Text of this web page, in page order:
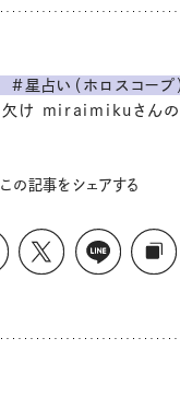
#星占い（ホロスコープ
この記事をシェアする